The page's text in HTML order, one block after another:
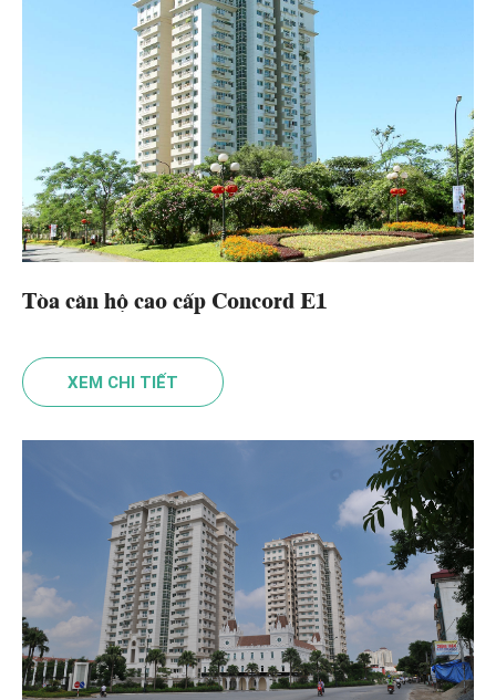
Tòa căn hộ cao cấp Concord E1
XEM CHI TIẾT